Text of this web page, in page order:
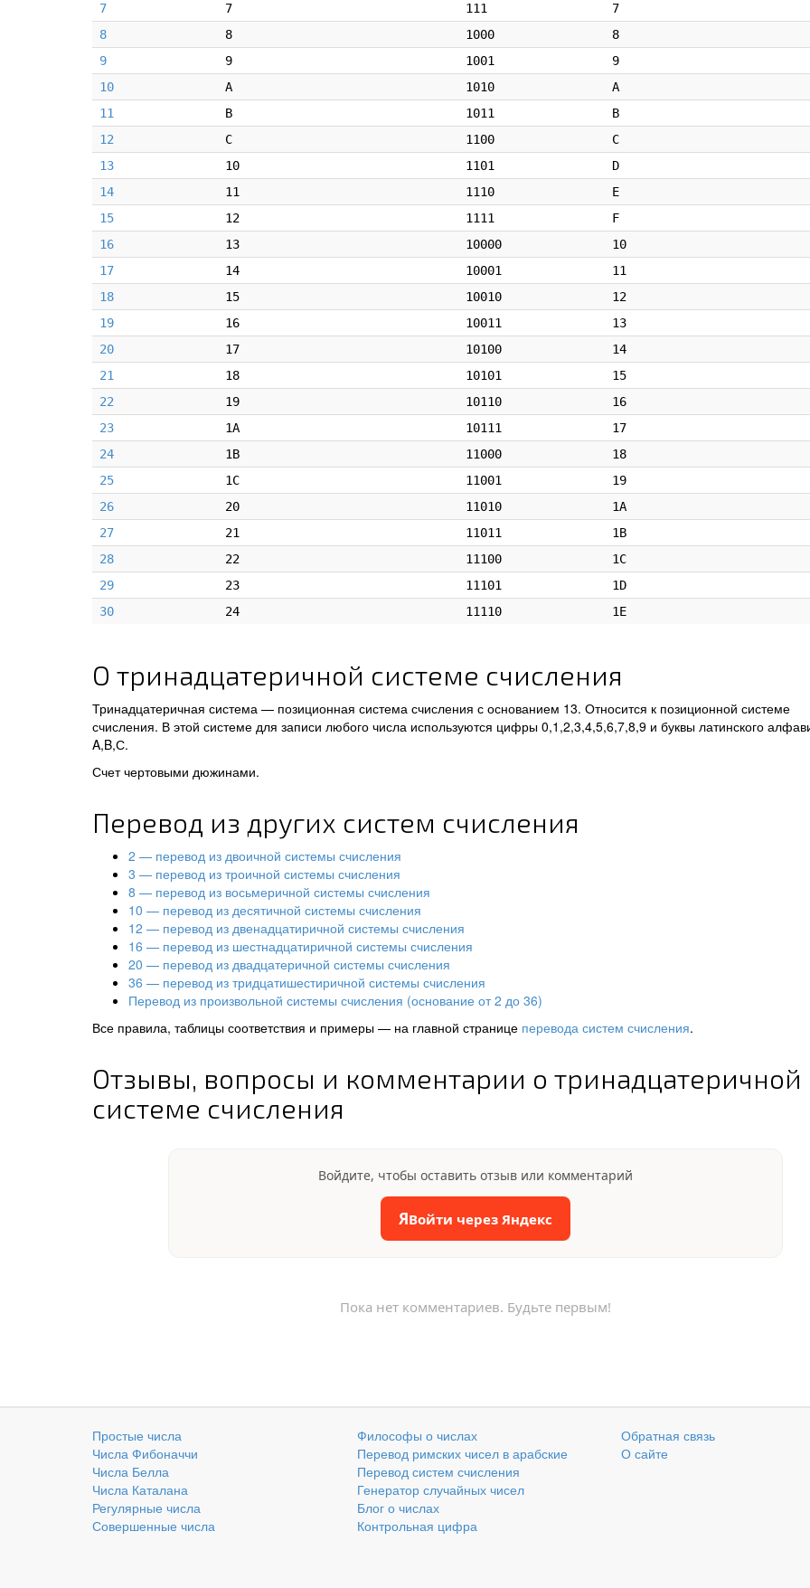
7
7 111
7
8
8 1000
8
9
9 1001
9
10
A 1010
A
11
B 1011
B
12
C 1100
C
13
10 1101
D
14
11 1110
E
15
12 1111
F
16
13 10000
10
17
14 10001
11
18
15 10010
12
19
16 10011
13
20
17 10100
14
21
18 10101
15
22
19 10110
16
23
1A 10111
17
24
1B 11000
18
25
1C 11001
19
26
20 11010
1A
27
21 11011
1B
28
22 11100
1C
29
23 11101
1D
30
24 11110 1E
О тринадцатеричной системе счисления
Тринадцатеричная система — позиционная система счисления с основанием 13. Относится к позиционной системе
счисления. В этой системе для записи любого числа используются цифры 0,1,2,3,4,5,6,7,8,9 и буквы латинского
A,B,С.
Счет чертовыми дюжинами.
Перевод из других систем счисления
2 — перевод из двоичной системы счисления
3 — перевод из троичной системы счисления
8 — перевод из восьмеричной системы счисления
10 — перевод из десятичной системы счисления
12 — перевод из двенадцатиричной системы счисления
16 — перевод из шестнадцатиричной системы счисления
20 — перевод из двадцатеричной системы счисления
36 — перевод из тридцатишестиричной системы счисления
Перевод из произвольной системы счисления (основание от 2 до 36)
Все правила, таблицы соответствия и примеры — на главной странице перевода систем счисления.
Отзывы, вопросы и комментарии о тринадцатеричной
системе счисления
Войдите, чтобы оставить отзыв или комментарий
ЯВойти через Яндекс
Пока нет комментариев. Будьте первым!
Простые числа
Числа Фибоначчи
Числа Белла
Числа Каталана
Регулярные числа
Совершенные числа
Философы о числах
Перевод римских чисел в арабские
Перевод систем счисления
Генератор случайных чисел
Блог о числах
Контрольная цифра
Обратная связь
О сайте